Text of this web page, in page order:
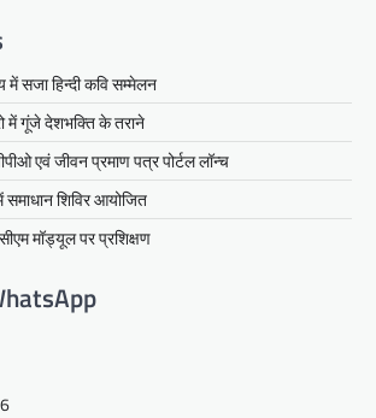
में सजा हिन्दी कवि सम्मेलन
में गूंजे देशभक्ति के तराने
एवं जीवन प्रमाण पत्र पोर्टल लॉन्च
समाधान शिविर आयोजित
मॉड्यूल पर प्रशिक्षण